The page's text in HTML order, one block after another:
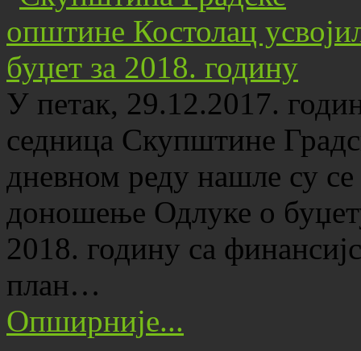
У петак, 29.12.2017.
седница Скупштине
дневном реду нашле су
доношење Одлуке о
2018. годину са
план…
Опширније...